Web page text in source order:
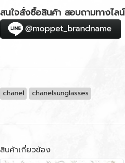
สนใจสั่งซื้อสินค้า สอบถามทางไลน์
chanel chanelsunglasses
สินค้าเกี่ยวข้อง